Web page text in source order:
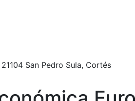
San Pedro Sula, Cortés